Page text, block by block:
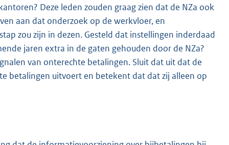
Deze leden zouden graag zien dat de NZa ook
aan dat onderzoek op de werkvloer, en
zou zijn in dezen. Gesteld dat instellingen inderdaad
jaren extra in de gaten gehouden door de NZa?
van onterechte betalingen. Sluit dat uit dat de
betalingen uitvoert en betekent dat dat zij alleen op